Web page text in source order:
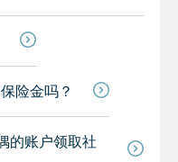
险金吗？
的账户领取社